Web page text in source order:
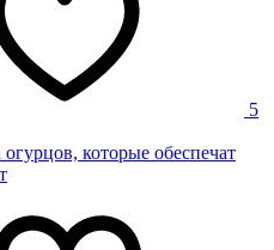
5
которые обеспечат